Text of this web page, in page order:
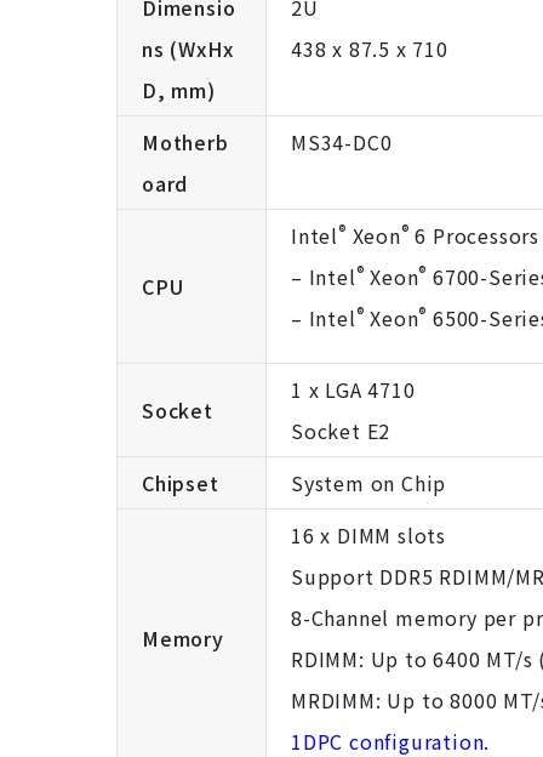
Dimensio
ns (WxHx
D, mm)
2U
438 x 87.5 x 710
Motherb
oard
MS34-DC0
CPU
Intel® Xeon® 6 Processors
– Intel® Xeon® 6700-
– Intel® Xeon® 6500-
Socket
1 x LGA 4710
Socket E2
Chipset
System on Chip
Memory
16 x DIMM slots
Support DDR5 RDIMM/
8-Channel memory per
RDIMM: Up to 6400 MT/s
MRDIMM: Up to 8000
1DPC configuration.